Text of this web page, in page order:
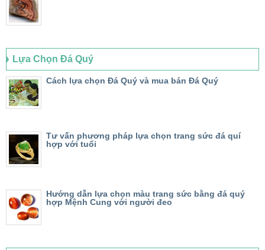
Lựa Chọn Đá Quý
Cách lựa chọn Đá Quý và mua bán Đá Quý
Tư vấn phương pháp lựa chọn trang sức đá quí
hợp với tuổi
Hướng dẫn lựa chọn màu trang sức bằng đá quý
hợp Mệnh Cung với người đeo